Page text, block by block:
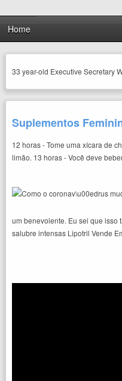
Home
33 year-old Executive Secretary
Suplementos
12 horas - Tome uma xícara de
limão. 13 horas - Você deve
um benevolente. Eu sei que isso
salubre intensas Lipotril Vende